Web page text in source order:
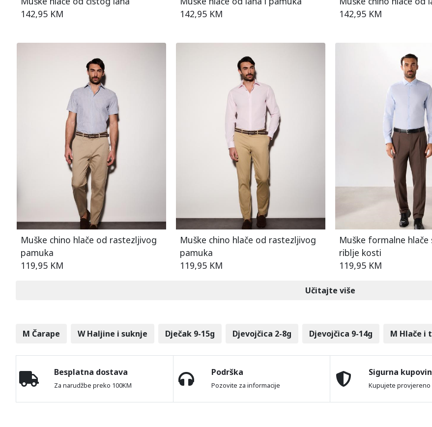
142,95 KM
142,95 KM
142,95 KM
Muške chino hlače od rastezljivog
pamuka
119,95 KM
Muške chino hlače od rastezljivog
pamuka
119,95 KM
Muške formalne hlače
riblje kosti
119,95 KM
Učitajte više
M Čarape W Haljine i suknje Dječak 9-15g Djevojčica 2-8g Djevojčica 9-14g M Hlače i
Besplatna dostava
Za narudžbe preko 100KM
Podrška
Pozovite za informacije
Sigurna
Kupujete provjereno